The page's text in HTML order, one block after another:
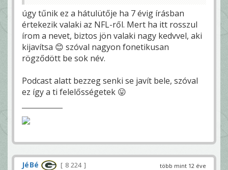
úgy tűnik ez a hátulütője ha 7 évig írásban
értekezik valaki az NFL-ről. Mert ha itt rosszul
írom a nevet, biztos jön valaki nagy kedvvel, aki
kijavítsa 😊 szóval nagyon fonetikusan
rögződött be sok név.
Podcast alatt bezzeg senki se javít bele, szóval
ez így a ti felelősségetek 😛
több mint 12 éve
JéBé 8 224